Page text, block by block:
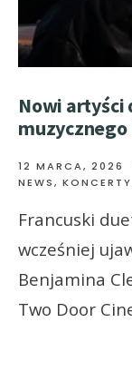
Nowi artyści
12 MARCA, 2026
NEWS,
Francuski
wcześniej
Benjamina
Two Door